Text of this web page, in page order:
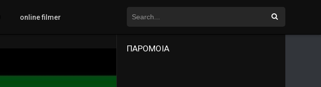
online filmer
ΠΑΡΟΜΟΙΑ